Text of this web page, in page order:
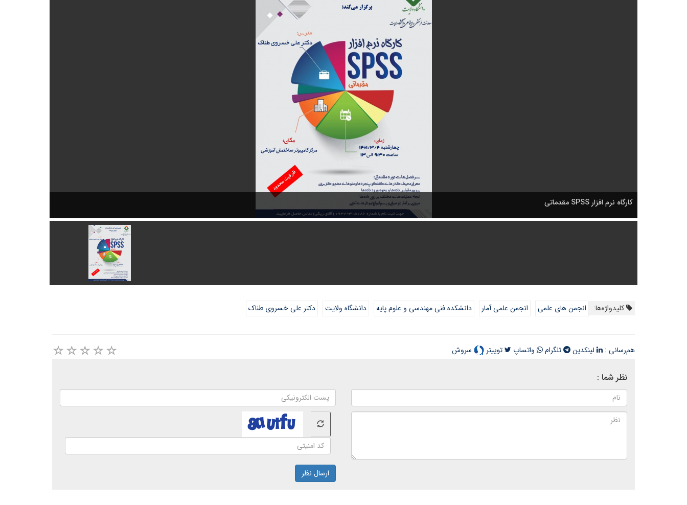
کارگاه نرم افزار SPSS مقدماتی
کلیدواژه‌ها: انجمن های علمی انجمن علمی آمار دانشکده فنی مهندسی و علوم پایه دانشگاه ولایت دکتر علی خسروی طناک
هم‌رسانی : لینکدین تلگرام واتساپ توییتر سروش
نظر شما :
ارسال نظر